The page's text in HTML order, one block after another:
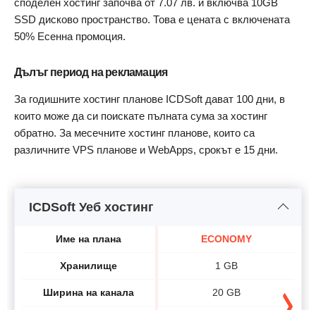
споделен хостинг започва от 7.07 лв. и включва 10GB
SSD дисково пространство. Това е цената с включената
50% Есенна промоция.
Дълъг период на рекламация
За годишните хостинг планове ICDSoft дават 100 дни, в
които може да си поискате пълната сума за хостинг
обратно. За месечните хостинг планове, които са
различните VPS планове и WebApps, срокът е 15 дни.
ICDSoft Уеб хостинг
Име на плана
Хранилище
Ширина на канала
ECONOMY
1 GB
20 GB